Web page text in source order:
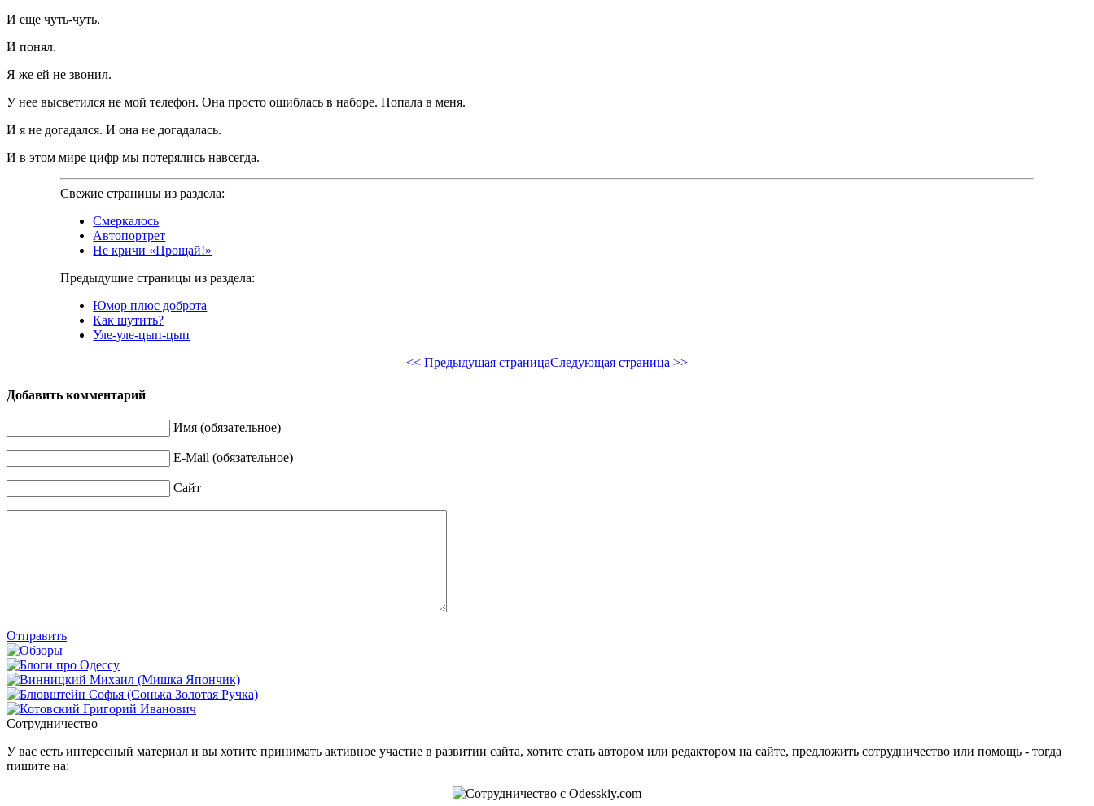
И еще чуть-чуть.
И понял.
Я же ей не звонил.
У нее высветился не мой телефон. Она просто ошиблась в наборе. Попала в меня.
И я не догадался. И она не догадалась.
И в этом мире цифр мы потерялись навсегда.
Свежие страницы из раздела:
Смеркалось
Автопортрет
Не кричи «Прощай!»
Предыдущие страницы из раздела:
Юмор плюс доброта
Как шутить?
Уле-уле-цып-цып
<< Предыдущая страницаСледующая страница >>
Добавить комментарий
Имя (обязательное)
E-Mail (обязательное)
Сайт
Отправить
Сотрудничество
У вас есть интересный материал и вы хотите принимать активное участие в развитии сайта, хотите стать автором или редактором на сайте, предложить сотрудничество или помощь - тогда
пишите на: